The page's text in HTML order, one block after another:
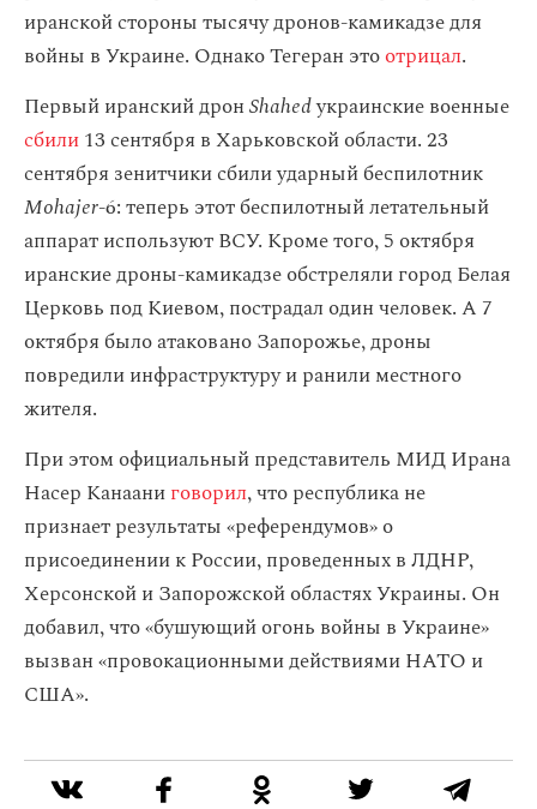
иранской стороны тысячу дронов-камикадзе для
войны в Украине. Однако Тегеран этоотрицал.
Первый иранский дронShahedукраинские военные
сбили13 сентября в Харьковской области. 23
сентября зенитчики сбили ударный беспилотник
Mohajer-6: теперь этот беспилотный летательный
аппарат используют ВСУ. Кроме того, 5 октября
иранские дроны-камикадзе обстреляли город Белая
Церковь под Киевом, пострадал один человек. А 7
октября было атаковано Запорожье, дроны
повредили инфраструктуру и ранили местного
жителя.
При этом официальный представитель МИД Ирана
Насер Канааниговорил, что республика не
признает результаты «референдумов» о
присоединении к России, проведенных в ЛДНР,
Херсонской и Запорожской областях Украины. Он
добавил, что «бушующий огонь войны в Украине»
вызван «провокационными действиями НАТО и
США».